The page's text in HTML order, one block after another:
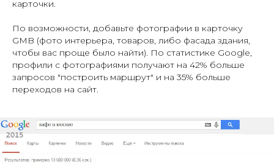
карточки.
По возможности, добавьте фотографии в карточку
GMB (фото интерьера, товаров, либо фасада здания,
чтобы вас проще было найти). По статистике Google,
профили с фотографиями получают на 42% больше
запросов "построить маршрут" и на 35% больше
переходов на сайт.